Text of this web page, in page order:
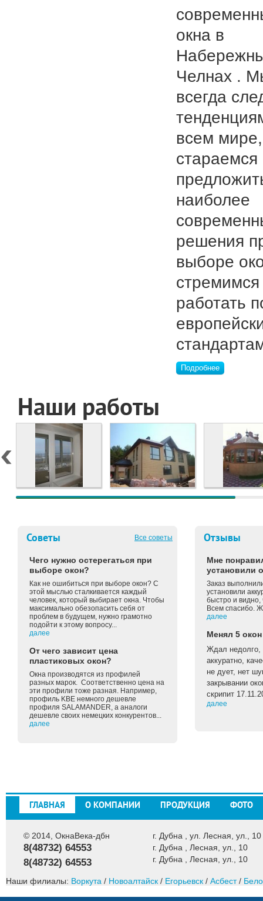
окна в
Челнах .
всегда
всем
наиболее
решения
выборе
стремимся
работать
Подробнее
Наши работы
Советы Все советы
Чего нужно остерегаться при
выборе окон?
Как не ошибиться при выборе окон? С
этой мыслью сталкивается каждый
человек, который выбирает окна. Чтобы
максимально обезопасить себя от
проблем в будущем, нужно грамотно
подойти к этому вопросу...
далее
От чего зависит цена
пластиковых окон?
Окна производятся из профилей
разных марок. Соответственно цена на
эти профили тоже разная. Например,
профиль KBE немного дешевле
профиля SALAMANDER, а аналоги
дешевле своих немецких конкурентов...
далее
Отзывы
Мне
установили
Заказ
установили
быстро и видно,
Всем спасибо.
далее
Менял 5 окон
Ждал недолго,
аккуратно,
не дует, нет
закрывании
скрипит
далее
ГЛАВНАЯ О КОМПАНИИ ПРОДУКЦИЯ ФОТО
© 2014, ОкнаВека-дбн
8(48732) 64553
8(48732) 64553
г. Дубна , ул. Лесная, ул., 10
г. Дубна , Лесная, ул., 10
г. Дубна , Лесная, ул., 10
Наши филиалы: Воркута / Новоалтайск / Егорьевск / Асбест/